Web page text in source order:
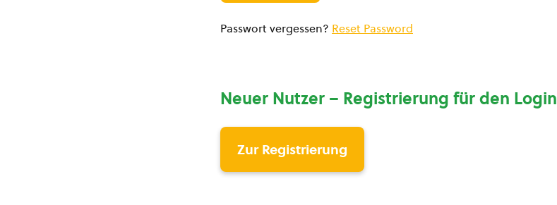
Passwort vergessen? Reset Password
Neuer Nutzer – Registrierung für den Login
Zur Registrierung